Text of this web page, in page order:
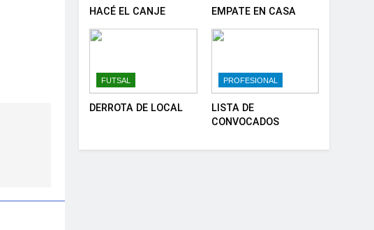
HACÉ EL CANJE EMPATE EN CASA
FUTSAL
DERROTA DE LOCAL
PROFESIONAL
LISTA DE
CONVOCADOS